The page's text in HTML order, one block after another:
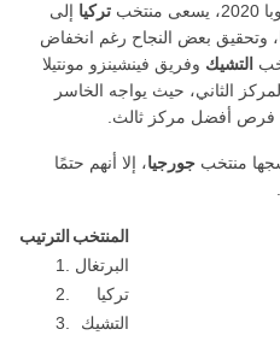
تركيا إلى
في يورو 2024 ألمانيا، وتحقيق بعض النجاح رغم انخفاض
التشيك وفريق فينشينزو مونتيلا
الثاني، حيث يواجه الخاسر
فرص أفضل مركز ثالث.
منتخب جورجيا، إلا أنهم حتمًا
الترتيب المنتخب
1. البرتغال
2.
تركيا
3.
التشيك